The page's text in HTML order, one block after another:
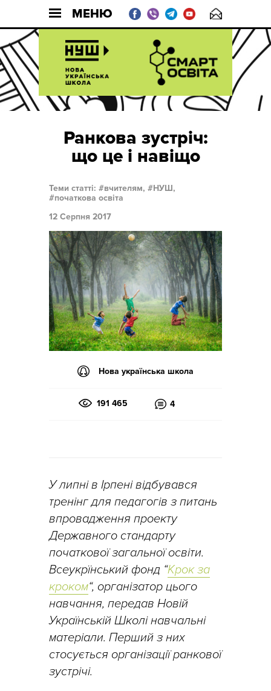
МЕНЮ
Ранкова зустріч:
що це і навіщо
Теми статті: вчителям,
НУШ,
початкова освіта
12 Серпня 2017
Нова українська школа
191 465 4
У липні в Ірпені відбувався
тренінг для педагогів з питань
впровадження проекту
Державного стандарту
початкової загальної освіти.
Всеукрїнський фонд “Крок за
кроком“, організатор цього
навчання, передав Новій
Українській Школі навчальні
матеріали. Перший з них
стосується організації ранкової
зустрічі.